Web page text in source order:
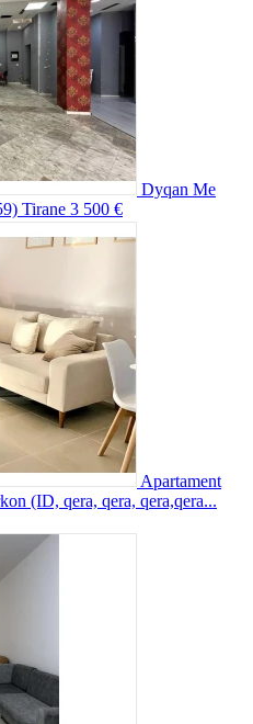
Dyqan Me
Tirane 3 500 €
Apartament
(ID, qera, qera, qera,qera...